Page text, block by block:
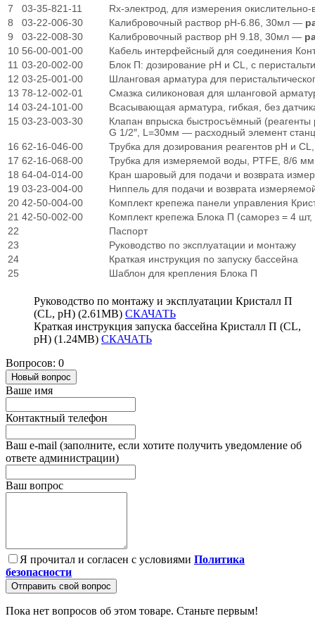
7
03-35-821-11
Rx-электрод, для измерения
8
03-22-006-30 Калибровочный раствор рН-6.86, 30мл —
9
03-22-008-30 Калибровочный раствор рН 9.18, 30мл —
10 56-00-001-00
Кабель интерфейсный для соединения
11 03-20-002-00
Блок П: дозирование рН и CL, с
12 03-25-001-00
Шланговая арматура для
13 78-12-002-01
Смазка силиконовая для шланговой
14 03-24-101-00
Всасывающая арматура, гибкая, без
15 03-23-003-30
Клапан впрыска быстросъёмный
G 1/2″, L=30мм — расходный элемент
16 62-16-046-00
Трубка для дозирования реагентов рН и
17 62-16-068-00
Трубка для измеряемой воды, PTFE, 8/6 мм
18 64-04-014-00
Кран шаровый для подачи и возврата
19 03-23-004-00
Ниппель для подачи и возврата
20 42-50-004-00
Комплект крепежа панели управления
21 42-50-002-00
Комплект крепежа Блока П (саморез = 4
22
Паспорт
23
Руководство по эксплуатации и монтажу
24
Краткая инструкция по запуску бассейна
25
Шаблон для крепления Блока П
Руководство по монтажу и эксплуатации Кристалл П
(CL, pH) (2.61MB) СКАЧАТЬ
Краткая инструкция запуска бассейна Кристалл П (CL,
pH) (1.24MB) СКАЧАТЬ
Вопросов: 0
Новый вопрос
Ваше имя
Контактный телефон
Ваш e-mail (заполните, если хотите получить уведомление об
ответе администрации)
Ваш вопрос
Я прочитал и согласен с условиями Политика
безопасности
Отправить свой вопрос
Пока нет вопросов об этом товаре. Станьте первым!